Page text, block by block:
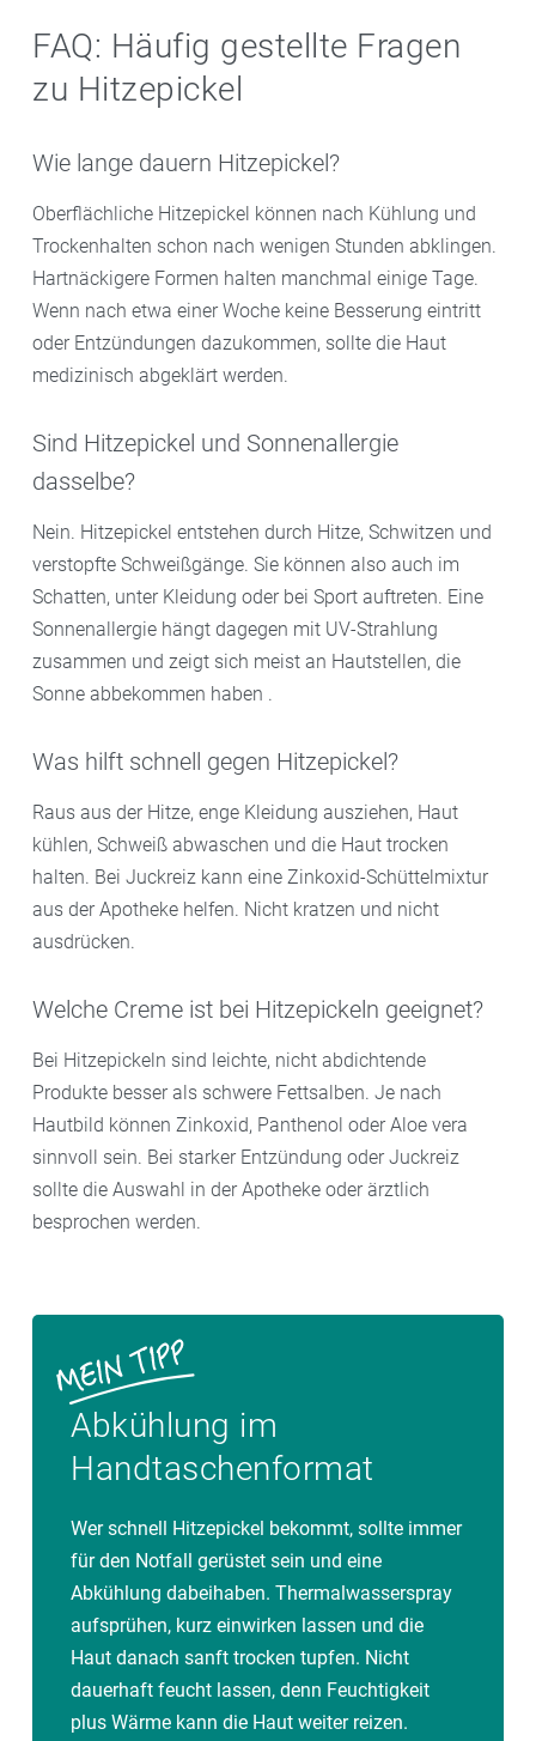
FAQ: Häufig gestellte Fragen
zu Hitzepickel
Wie lange dauern Hitzepickel?
Oberflächliche Hitzepickel können nach Kühlung und
Trockenhalten schon nach wenigen Stunden abklingen.
Hartnäckigere Formen halten manchmal einige Tage.
Wenn nach etwa einer Woche keine Besserung eintritt
oder Entzündungen dazukommen, sollte die Haut
medizinisch abgeklärt werden.
Sind Hitzepickel und Sonnenallergie
dasselbe?
Nein. Hitzepickel entstehen durch Hitze, Schwitzen und
verstopfte Schweißgänge. Sie können also auch im
Schatten, unter Kleidung oder bei Sport auftreten. Eine
Sonnenallergie hängt dagegen mit UV-Strahlung
zusammen und zeigt sich meist an Hautstellen, die
Sonne abbekommen haben .
Was hilft schnell gegen Hitzepickel?
Raus aus der Hitze, enge Kleidung ausziehen, Haut
kühlen, Schweiß abwaschen und die Haut trocken
halten. Bei Juckreiz kann eine Zinkoxid-Schüttelmixtur
aus der Apotheke helfen. Nicht kratzen und nicht
ausdrücken.
Welche Creme ist bei Hitzepickeln geeignet?
Bei Hitzepickeln sind leichte, nicht abdichtende
Produkte besser als schwere Fettsalben. Je nach
Hautbild können Zinkoxid, Panthenol oder Aloe vera
sinnvoll sein. Bei starker Entzündung oder Juckreiz
sollte die Auswahl in der Apotheke oder ärztlich
besprochen werden.
Abkühlung im
Handtaschenformat
Wer schnell Hitzepickel bekommt, sollte immer
für den Notfall gerüstet sein und eine
Abkühlung dabeihaben. Thermalwasserspray
aufsprühen, kurz einwirken lassen und die
Haut danach sanft trocken tupfen. Nicht
dauerhaft feucht lassen, denn Feuchtigkeit
plus Wärme kann die Haut weiter reizen.